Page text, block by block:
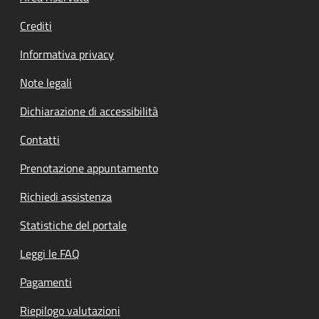
Crediti
Informativa privacy
Note legali
Dichiarazione di accessibilità
Contatti
Prenotazione appuntamento
Richiedi assistenza
Statistiche del portale
Leggi le FAQ
Pagamenti
Riepilogo valutazioni